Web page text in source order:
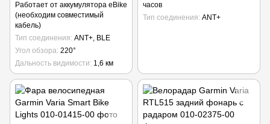
Работает от аккумулятора eBike
(необходим совместимый
кабель)
Тип соединения ANT+, BLE
Угол обзора 220°
Дальность видимости 1,6 км
часов
Тип соединения ANT+